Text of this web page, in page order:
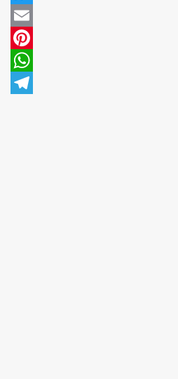
Twitter
Email
Pinterest
WhatsApp